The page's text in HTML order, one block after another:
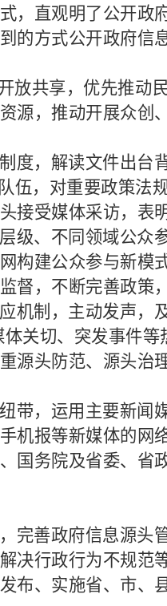
，直观明了公开政
的方式公开政府信息
放共享，优先推动
源，推动开展众创
度，解读文件出台
伍，对重要政策法
受媒体采访，表
级、不同领域公众
建公众参与新模
督，不断完善政策
机制，主动发声，
关切、突发事件
源头防范、源头治
带，运用主要新闻
机报等新媒体的网
国务院及省委、省
完善政府信息源头
决行政行为不规范
布、实施省、市、